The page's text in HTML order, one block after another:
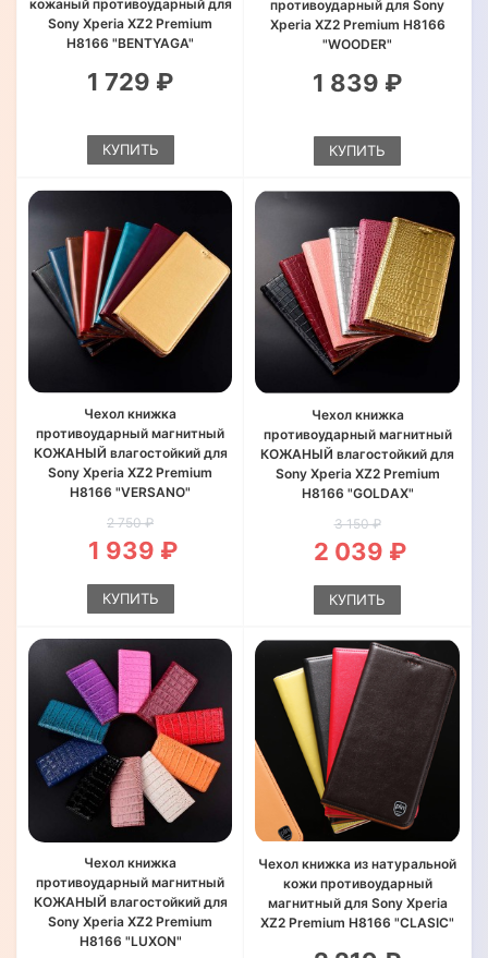
кожаный противоударный для
Sony Xperia XZ2 Premium
H8166 "BENTYAGA"
1 729 ₽
КУПИТЬ
противоударный для Sony
Xperia XZ2 Premium H8166
"WOODER"
1 839 ₽
КУПИТЬ
Чехол книжка
противоударный магнитный
КОЖАНЫЙ влагостойкий для
Sony Xperia XZ2 Premium
H8166 "VERSANO"
2 750 ₽
1 939 ₽
КУПИТЬ
Чехол книжка
противоударный магнитный
КОЖАНЫЙ влагостойкий для
Sony Xperia XZ2 Premium
H8166 "GOLDAX"
3 150 ₽
2 039 ₽
КУПИТЬ
Чехол книжка
противоударный магнитный
КОЖАНЫЙ влагостойкий для
Sony Xperia XZ2 Premium
H8166 "LUXON"
Чехол книжка из натуральной
кожи противоударный
магнитный для Sony Xperia
XZ2 Premium H8166 "CLASIC"